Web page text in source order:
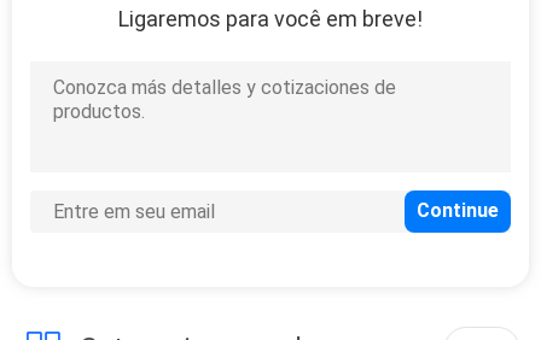
Ligaremos para você em breve!